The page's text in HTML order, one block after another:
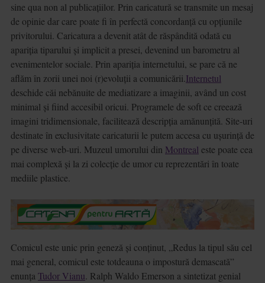
sine qua non al publicațiilor. Prin caricatură se transmite un mesaj
de opinie dar care poate fi în perfectă concordanță cu opțiunile
privitorului. Caricatura a devenit atât de răspândită odată cu
apariția tiparului și implicit a presei, devenind un barometru al
evenimentelor sociale. Prin apariția internetului, se pare că ne
aflăm în zorii unei noi (r)evoluții a comunicării.Internetul
deschide căi nebănuite de mediatizare a imaginii, având un cost
minimal și fiind accesibil oricui. Programele de soft ce creează
imagini tridimensionale, facilitează descripția amănunțită. Site-uri
destinate în exclusivitate caricaturii le putem accesa cu ușurință de
pe diverse web-uri. Muzeul umorului din Montreal este poate cea
mai complexă și la zi colecție de umor cu reprezentări în toate
mediile plastice.
Comicul este unic prin geneză și conținut, „Redus la tipul său cel
mai general, comicul este totdeauna o impostură demascată”
enunțaTudor Vianu. Ralph Waldo Emerson a sintetizat genial